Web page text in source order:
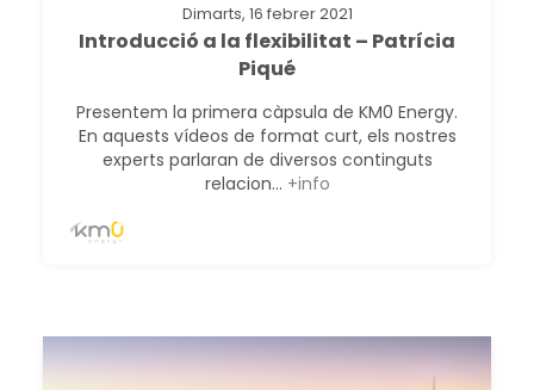
Dimarts, 16 febrer 2021
Introducció a la flexibilitat – Patrícia
Piqué
Presentem la primera càpsula de KM0 Energy.
En aquests vídeos de format curt, els nostres
experts parlaran de diversos continguts
relacion... +info